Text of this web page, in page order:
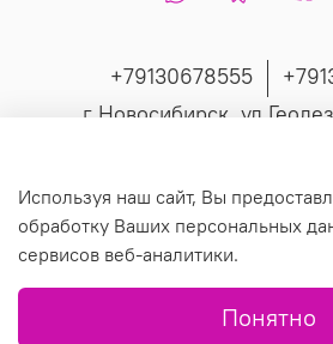
+79130678555
г Новосибирск, ул
© 2019 Любое использование
разрешения
Используя наш сайт, Вы
обработку Ваших персональных
сервисов веб-аналитики.
Понятно